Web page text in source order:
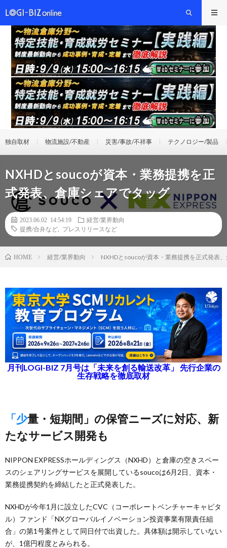
独自取材 物流施設/不動産 災害/事故/不祥事 テクノロジー/製品
NXHDとsoucoが資本・業務提携を正
式発表、倉庫シェアでタッグ
2023.06.02 14:54:19
経営/業界動向
提携/合弁など
プレスリリースなど
HOME 経営/業界動向 NXHDとsoucoが資本・業務提携を正式発表
月刊LOGI-BIZ 7月号は「未来を創る輸送改革」 先行企業の
生存戦略を徹底取材
「少量・短期間」の保管ニーズに対応、新
たなサービス開発も
NIPPON EXPRESSホールディングス（NXHD）と倉庫の空きスペー
スのシェアリングサービスを展開しているsoucoは6月2日、資本・
業務提携契約を締結したと正式発表した。
NXHDが今年1月に設立したCVC（コーポレートベンチャーキャピタ
ル）ファンド「NXグローバルイノベーション投資事業有限責任組
合」の第1号案件として同日付で出資した。具体額は開示していない
が、1億円程度とみられる。